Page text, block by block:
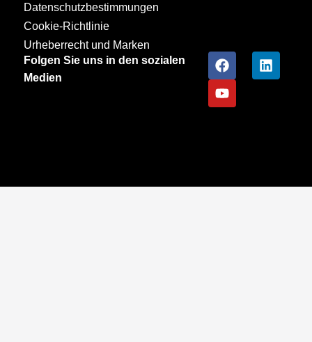
Datenschutzbestimmungen
Cookie-Richtlinie
Urheberrecht und Marken
Folgen Sie uns in den sozialen
Medien